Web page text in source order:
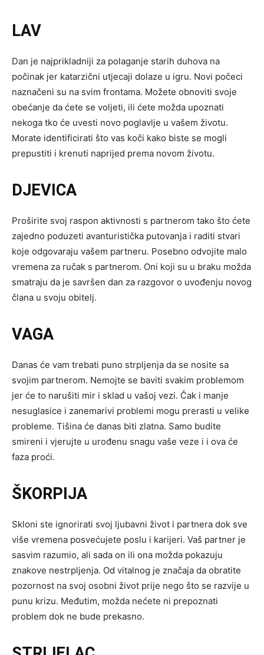
LAV
Dan je najprikladniji za polaganje starih duhova na
počinak jer katarzični utjecaji dolaze u igru. Novi počeci
naznačeni su na svim frontama. Možete obnoviti svoje
obećanje da ćete se voljeti, ili ćete možda upoznati
nekoga tko će uvesti novo poglavlje u vašem životu.
Morate identificirati što vas koči kako biste se mogli
prepustiti i krenuti naprijed prema novom životu.
DJEVICA
Proširite svoj raspon aktivnosti s partnerom tako što ćete
zajedno poduzeti avanturistička putovanja i raditi stvari
koje odgovaraju vašem partneru. Posebno odvojite malo
vremena za ručak s partnerom. Oni koji su u braku možda
smatraju da je savršen dan za razgovor o uvođenju novog
člana u svoju obitelj.
VAGA
Danas će vam trebati puno strpljenja da se nosite sa
svojim partnerom. Nemojte se baviti svakim problemom
jer će to narušiti mir i sklad u vašoj vezi. Čak i manje
nesuglasice i zanemarivi problemi mogu prerasti u velike
probleme. Tišina će danas biti zlatna. Samo budite
smireni i vjerujte u urođenu snagu vaše veze i i ova će
faza proći.
ŠKORPIJA
Skloni ste ignorirati svoj ljubavni život i partnera dok sve
više vremena posvećujete poslu i karijeri. Vaš partner je
sasvim razumio, ali sada on ili ona možda pokazuju
znakove nestrpljenja. Od vitalnog je značaja da obratite
pozornost na svoj osobni život prije nego što se razvije u
punu krizu. Međutim, možda nećete ni prepoznati
problem dok ne bude prekasno.